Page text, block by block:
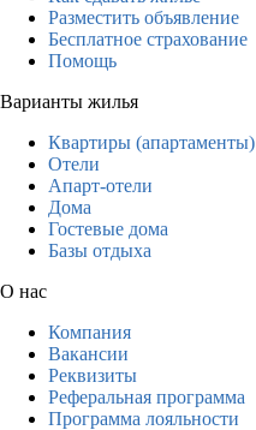
Разместить объявление
Бесплатное страхование
Помощь
Варианты жилья
Квартиры (апартаменты)
Отели
Апарт-отели
Дома
Гостевые дома
Базы отдыха
О нас
Компания
Вакансии
Реквизиты
Реферальная программа
Программа лояльности